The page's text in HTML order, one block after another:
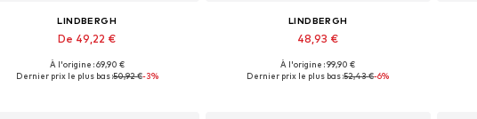
LINDBERGH
De 49,22 €
Tailles disponibles: 48-50, 52-54, 60-62
À l'origine : 69,90 €
Dernier prix le plus bas :50,92 €-3%
LINDBERGH
48,93 €
Tailles disponibles: M, L
À l'origine : 99,90 €
Dernier prix le plus bas :52,43 €-6%